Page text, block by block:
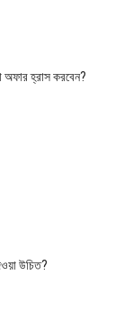
অফার হ্রাস করবেন?
উচিত?